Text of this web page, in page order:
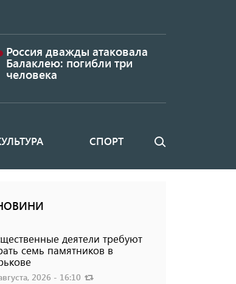
Россия дважды атаковала
Балаклею: погибли три
человека
СПОРТ Поиск
деятели требуют
семь памятников в
2026 - 16:10